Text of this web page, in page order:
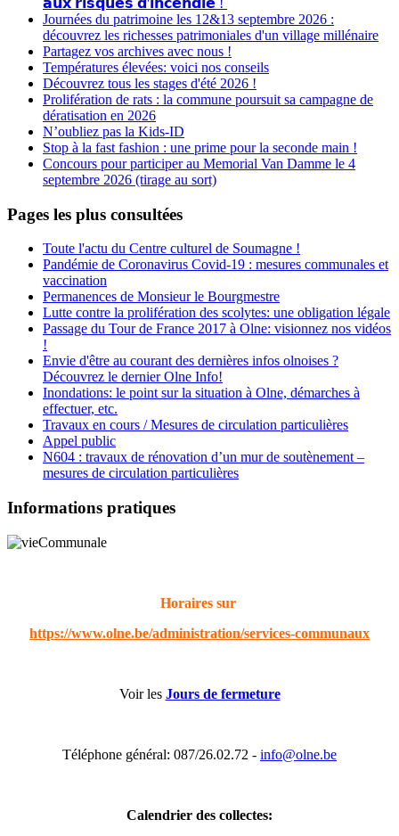
Journées du patrimoine les 12&13 septembre 2026 :
découvrez les richesses patrimoniales d'un village millénaire
Partagez vos archives avec nous !
Températures élevées: voici nos conseils
Découvrez tous les stages d'été 2026 !
Prolifération de rats : la commune poursuit sa campagne de
dératisation en 2026
N’oubliez pas la Kids-ID
Stop à la fast fashion : une prime pour la seconde main !
Concours pour participer au Memorial Van Damme le 4
septembre 2026 (tirage au sort)
Pages les plus consultées
Toute l'actu du Centre culturel de Soumagne !
Pandémie de Coronavirus Covid-19 : mesures communales et
vaccination
Permanences de Monsieur le Bourgmestre
Lutte contre la prolifération des scolytes: une obligation légale
Passage du Tour de France 2017 à Olne: visionnez nos vidéos
!
Envie d'être au courant des dernières infos olnoises ?
Découvrez le dernier Olne Info!
Inondations: le point sur la situation à Olne, démarches à
effectuer, etc.
Travaux en cours / Mesures de circulation particulières
Appel public
N604 : travaux de rénovation d’un mur de soutènement –
mesures de circulation particulières
Informations pratiques
Horaires sur
https://www.olne.be/administration/services-communaux
Voir les Jours de fermeture
Téléphone général: 087/26.02.72 - info@olne.be
Calendrier des collectes: